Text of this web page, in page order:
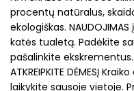
procentų natūralus,
ekologiškas.
katės tualetą. Padėkite
pašalinkite
ATKREIPKITE DĖMESĮ
laikykite sausoje vietoje.